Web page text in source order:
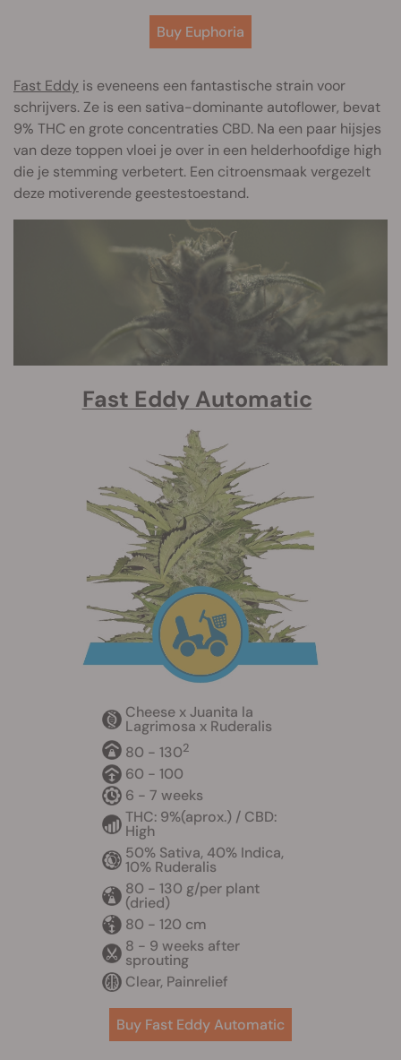
Buy Euphoria
Fast Eddy is eveneens een fantastische strain voor
schrijvers. Ze is een sativa-dominante autoflower, bevat
9% THC en grote concentraties CBD. Na een paar hijsjes
van deze toppen vloei je over in een helderhoofdige high
die je stemming verbetert. Een citroensmaak vergezelt
deze motiverende geestestoestand.
Fast Eddy Automatic
Cheese x Juanita la
Lagrimosa x Ruderalis
80 - 1302
60 - 100
6 - 7 weeks
THC: 9%(aprox.) / CBD:
High
50% Sativa, 40% Indica,
10% Ruderalis
80 - 130 g/per plant
(dried)
80 - 120 cm
8 - 9 weeks after
sprouting
Clear, Painrelief
Buy Fast Eddy Automatic